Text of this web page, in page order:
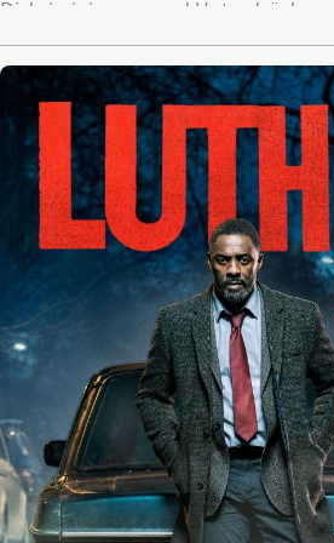
Diskriminierung und Unterdrückung.